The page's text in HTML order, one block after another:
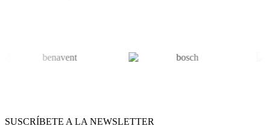
SUSCRÍBETE A LA NEWSLETTER